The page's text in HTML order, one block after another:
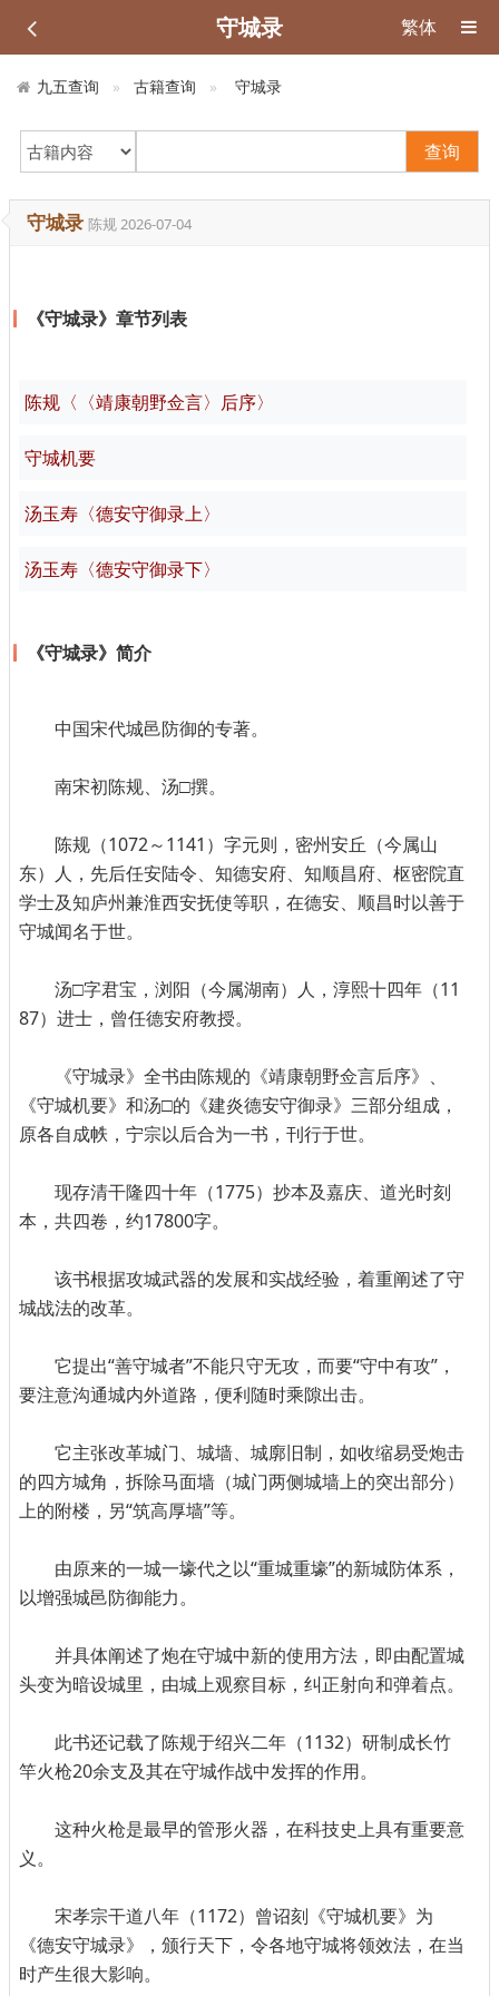
守城录 繁体
九五查询 古籍查询 守城录
查询
守城录 陈规2026-07-04
《守城录》章节列表
陈规〈〈靖康朝野佥言〉后序〉
守城机要
汤玉寿〈德安守御录上〉
汤玉寿〈德安守御录下〉
《守城录》简介
中国宋代城邑防御的专著。
南宋初陈规、汤□撰。
陈规（1072～1141）字元则，密州安丘（今属山
东）人，先后任安陆令、知德安府、知顺昌府、枢密院直
学士及知庐州兼淮西安抚使等职，在德安、顺昌时以善于
守城闻名于世。
汤□字君宝，浏阳（今属湖南）人，淳熙十四年（11
87）进士，曾任德安府教授。
《守城录》全书由陈规的《靖康朝野佥言后序》、
《守城机要》和汤□的《建炎德安守御录》三部分组成，
原各自成帙，宁宗以后合为一书，刊行于世。
现存清干隆四十年（1775）抄本及嘉庆、道光时刻
本，共四卷，约17800字。
该书根据攻城武器的发展和实战经验，着重阐述了守
城战法的改革。
它提出“善守城者”不能只守无攻，而要“守中有攻”，
要注意沟通城内外道路，便利随时乘隙出击。
它主张改革城门、城墙、城廓旧制，如收缩易受炮击
的四方城角，拆除马面墙（城门两侧城墙上的突出部分）
上的附楼，另“筑高厚墙”等。
由原来的一城一壕代之以“重城重壕”的新城防体系，
以增强城邑防御能力。
并具体阐述了炮在守城中新的使用方法，即由配置城
头变为暗设城里，由城上观察目标，纠正射向和弹着点。
此书还记载了陈规于绍兴二年（1132）研制成长竹
竿火枪20余支及其在守城作战中发挥的作用。
这种火枪是最早的管形火器，在科技史上具有重要意
义。
宋孝宗干道八年（1172）曾诏刻《守城机要》为
《德安守城录》，颁行天下，令各地守城将领效法，在当
时产生很大影响。